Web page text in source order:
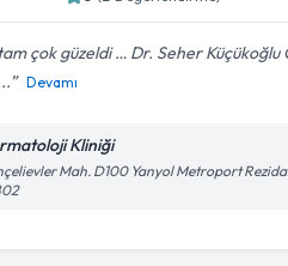
çok güzeldi … Dr. Seher Küçükoğlu
Devamı
Kliniği
Mah. D100 Yanyol Metroport